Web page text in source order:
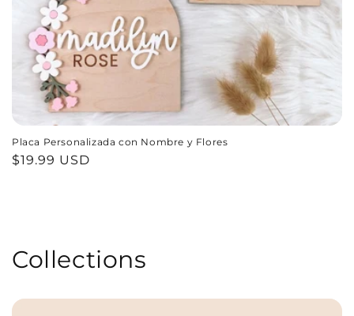
Placa Personalizada con Nombre y Flores
Precio
$19.99 USD
Collections